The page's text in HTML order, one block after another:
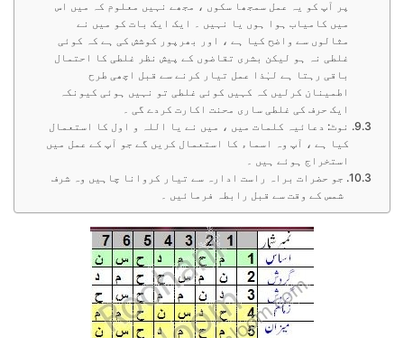
پر آپ کو یہ عمل سمجھا سکوں ، مجھے نہیں معلوم کہ میں اس
میں کامیاب ہوا ہوں یا نہیں ۔ ایک ایک بات کو میں نے
مثالوں سے واضح کیا ہے ، اور بھرپور کوشش کی ہے کہ کوئی
غلطی نہ ہو لیکن بشری تقاضوں کے پیش نظر غلطی کا احتمال
باقی رہتا ہے لہٰذا عمل تیار کرنے سے قبل اچھی طرح
اطمینان کرلیں کہ کہیں کوئی غلطی تو نہیں ہوئی کیونکہ
ایک حرف کی غلطی ساری محنت اکارت کردے گی ۔
نوٹ: دعائیہ کلمات میں ، میں نے یا اللہ و اول کا استعمال
کیا ہے ، آپ وہ اسماء کا استعمال کریں گے جو آپ کے عمل میں
استخراج ہوئے ہیں ۔
جو حضرات براہ راست ادارہ سے تیار کروانا چاہیں وہ شرف
شمس کے وقت سے قبل رابطہ فرمائیں ۔